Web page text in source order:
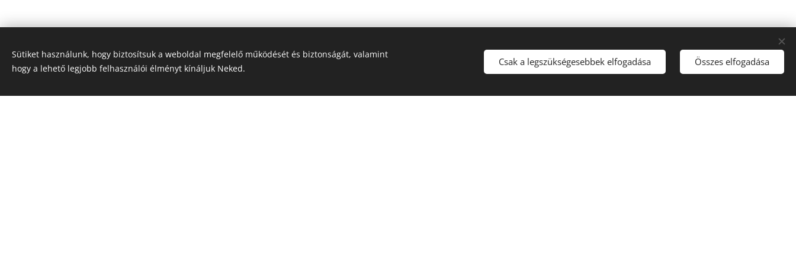
A vásárlás árudánkban történik, szállítani nem áll módunkban.
Sütiket használunk, hogy biztosítsuk a weboldal megfelelő működését és biztonságát, valamint
hogy a lehető legjobb felhasználói élményt kínáljuk Neked.
Csak a legszükségesebbek elfogadása Összes elfogadása